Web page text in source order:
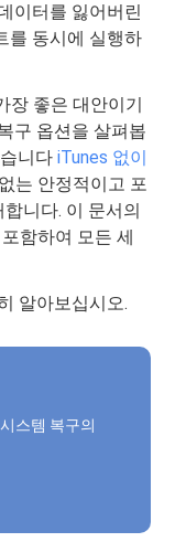
이터를 잃어버린
를 동시에 실행하
장 좋은 대안이기
구 옵션을 살펴봅
습니다iTunes 없이
는 안정적이고 포
니다. 이 문서의
함하여 모든 세
알아보십시오.
스템 복구의